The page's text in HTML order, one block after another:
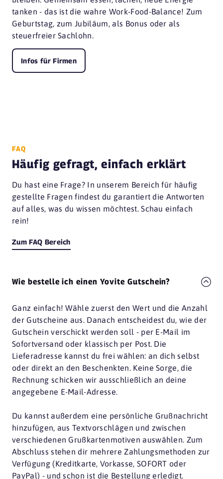
tanken - das ist die wahre Work-Food-Balance! Zum
Geburtstag, zum Jubiläum, als Bonus oder als
steuerfreier Sachlohn.
Infos für Firmen
FAQ
Häufig gefragt, einfach erklärt
Du hast eine Frage? In unserem Bereich für häufig
gestellte Fragen findest du garantiert die Antworten
auf alles, was du wissen möchtest. Schau einfach
rein!
Zum FAQ Bereich
Wie bestelle ich einen Yovite Gutschein?
Ganz einfach! Wähle zuerst den Wert und die Anzahl
der Gutscheine aus. Danach entscheidest du, wie der
Gutschein verschickt werden soll - per E-Mail im
Sofortversand oder klassisch per Post. Die
Lieferadresse kannst du frei wählen: an dich selbst
oder direkt an den Beschenkten. Keine Sorge, die
Rechnung schicken wir ausschließlich an deine
angegebene E-Mail-Adresse.
Du kannst außerdem eine persönliche Grußnachricht
hinzufügen, aus Textvorschlägen und zwischen
verschiedenen Grußkartenmotiven auswählen. Zum
Abschluss stehen dir mehrere Zahlungsmethoden zur
Verfügung (Kreditkarte, Vorkasse, SOFORT oder
PayPal) - und schon ist die Bestellung erledigt.